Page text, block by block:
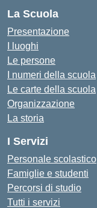
La Scuola
Presentazione
I luoghi
Le persone
I numeri della scuola
Le carte della scuola
Organizzazione
La storia
I Servizi
Personale scolastico
Famiglie e studenti
Percorsi di studio
Tutti i servizi